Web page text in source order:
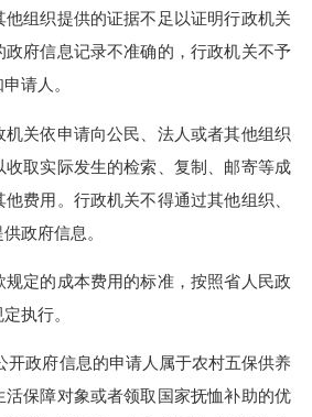
他组织提供的证据不足以证明行政机关
府信息记录不准确的，行政机关不予
请人。
依申请向公民、法人或者其他组织
取实际发生的检索、复制、邮寄等成
费用。行政机关不得通过其他组织、
政府信息。
定的成本费用的标准，按照省人民政
执行。
政府信息的申请人属于农村五保供养
活保障对象或者领取国家抚恤补助的优